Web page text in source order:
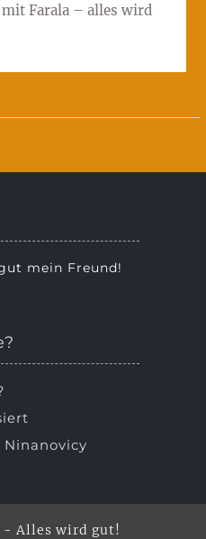
Farala – alles wird
mein Freund!
- Alles wird gut!